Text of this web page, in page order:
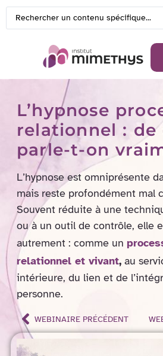
L’hypnose
relationnel : de
parle-t-on
L’hypnose est omniprésente
mais reste profondément mal
Souvent réduite à une
ou à un outil de contrôle, elle
autrement : comme un
relationnel et vivant, au
intérieure, du lien et de
personne.
WEBINAIRE PRÉCÉDENT